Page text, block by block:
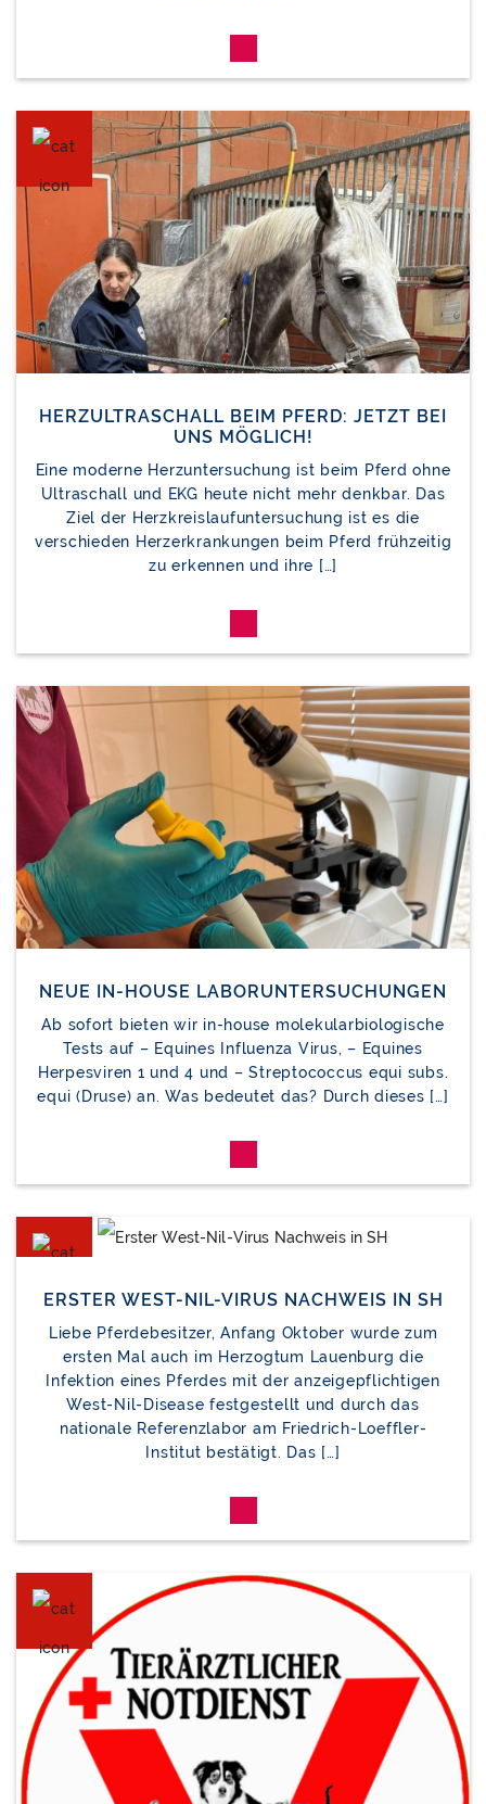
HERZULTRASCHALL BEIM PFERD: JETZT BEI
UNS MÖGLICH!
Eine moderne Herzuntersuchung ist beim Pferd ohne
Ultraschall und EKG heute nicht mehr denkbar. Das
Ziel der Herzkreislaufuntersuchung ist es die
verschieden Herzerkrankungen beim Pferd frühzeitig
zu erkennen und ihre […]
NEUE IN-HOUSE LABORUNTERSUCHUNGEN
Ab sofort bieten wir in-house molekularbiologische
Tests auf – Equines Influenza Virus, – Equines
Herpesviren 1 und 4 und – Streptococcus equi subs.
equi (Druse) an. Was bedeutet das? Durch dieses […]
ERSTER WEST-NIL-VIRUS NACHWEIS IN SH
Liebe Pferdebesitzer, Anfang Oktober wurde zum
ersten Mal auch im Herzogtum Lauenburg die
Infektion eines Pferdes mit der anzeigepflichtigen
West-Nil-Disease festgestellt und durch das
nationale Referenzlabor am Friedrich-Loeffler-
Institut bestätigt. Das […]